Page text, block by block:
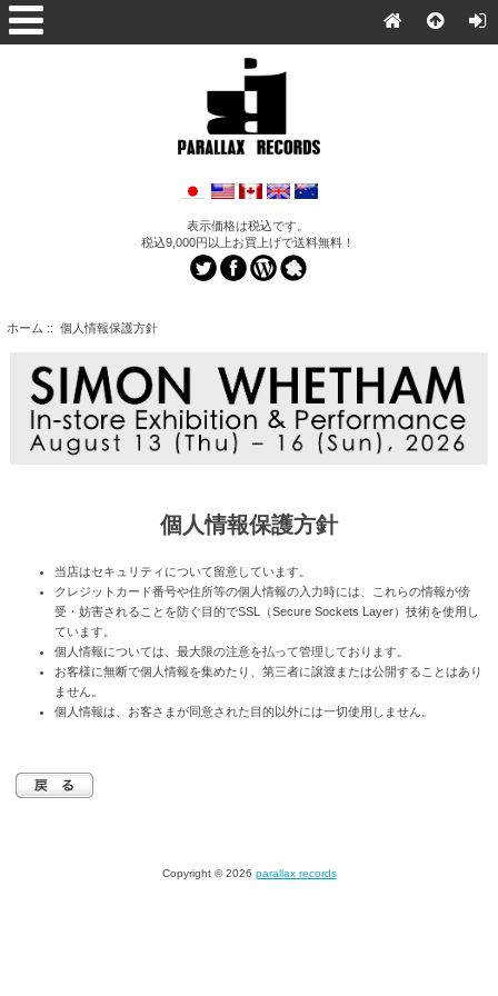
表示価格は税込です。
税込9,000円以上お買上げで送料無料！
ホーム :: 個人情報保護方針
個人情報保護方針
当店はセキュリティについて留意しています。
クレジットカード番号や住所等の個人情報の入力時には、これらの情報が傍
受・妨害されることを防ぐ目的でSSL（Secure Sockets Layer）技術を使用し
ています。
個人情報については、最大限の注意を払って管理しております。
お客様に無断で個人情報を集めたり、第三者に譲渡または公開することはあり
ません。
個人情報は、お客さまが同意された目的以外には一切使用しません。
Copyright © 2026 parallax records